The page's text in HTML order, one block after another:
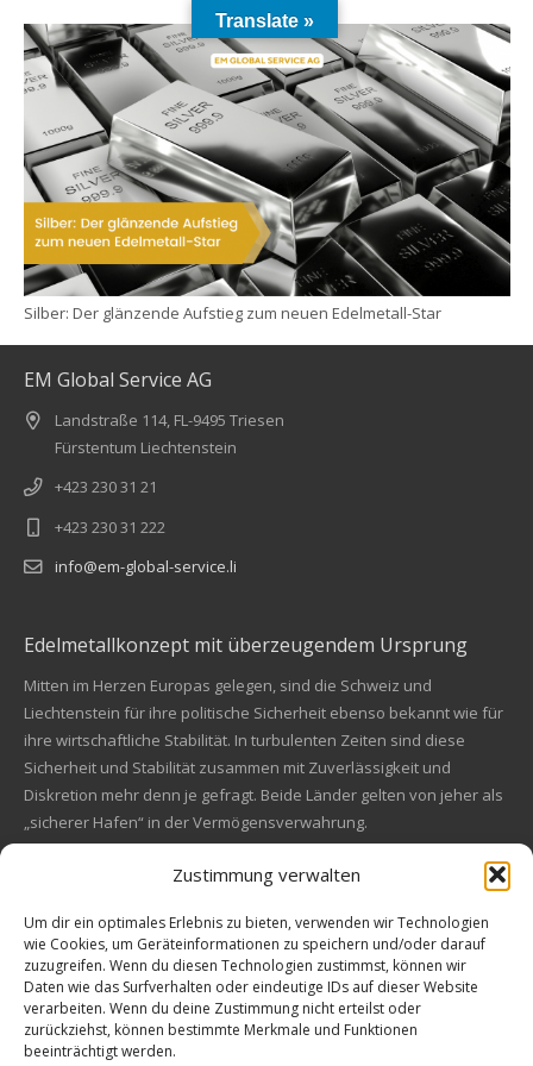
Zustimmung verwalten
Um dir ein optimales Erlebnis zu bieten, verwenden wir Technologien
wie Cookies, um Geräteinformationen zu speichern und/oder darauf
zuzugreifen. Wenn du diesen Technologien zustimmst, können wir
Daten wie das Surfverhalten oder eindeutige IDs auf dieser Website
verarbeiten. Wenn du deine Zustimmung nicht erteilst oder
zurückziehst, können bestimmte Merkmale und Funktionen
beeinträchtigt werden.
Silber: Der glänzende Aufstieg zum neuen Edelmetall-Star
EM Global Service AG
Landstraße 114, FL-9495 Triesen
Fürstentum Liechtenstein
+423 230 31 21
+423 230 31 222
info@em-global-service.li
Edelmetallkonzept mit überzeugendem Ursprung
Mitten im Herzen Europas gelegen, sind die Schweiz und
Liechtenstein für ihre politische Sicherheit ebenso bekannt wie für
ihre wirtschaftliche Stabilität. In turbulenten Zeiten sind diese
Sicherheit und Stabilität zusammen mit Zuverlässigkeit und
Diskretion mehr denn je gefragt. Beide Länder gelten von jeher als
„sicherer Hafen“ in der Vermögensverwahrung.
Financial concept of convincing origin
Located in the heart of Europe, Switzerland and Liechtenstein are
also known for their political safety as for their economic stability.
In these turbulent times, security and stability along with reliability
and discretion are more in demand than ever. Both countries are
always a "safe haven" in asset safe.
Translate »
Kundenbewertungen und Erfahrungen zu
EM Global Service AG